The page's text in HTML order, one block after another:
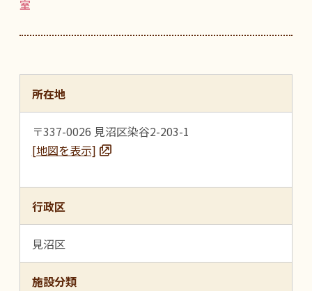
室
所在地
〒337-0026 見沼区染谷2-203-1
[地図を表示]
行政区
見沼区
施設分類